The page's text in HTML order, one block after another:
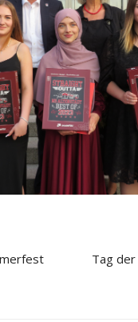
Tag der